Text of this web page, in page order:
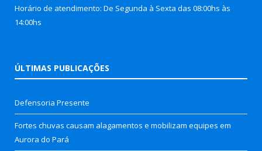
Horário de atendimento: De Segunda à Sexta das 08:00hs às
14:00hs
ÚLTIMAS PUBLICAÇÕES
Defensoria Presente
Fortes chuvas causam alagamentos e mobilizam equipes em
Aurora do Pará